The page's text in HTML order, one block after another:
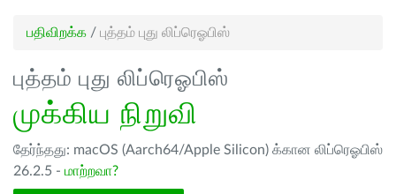
பதிவிறக்க / புத்தம் புது லிப்ரெஓபிஸ்
புத்தம் புது லிப்ரெஓபிஸ்
முக்கிய நிறுவி
தேர்ந்தது: macOS (Aarch64/Apple Silicon) க்கான லிப்ரெஓபிஸ்
26.2.5 - மாற்றவா?